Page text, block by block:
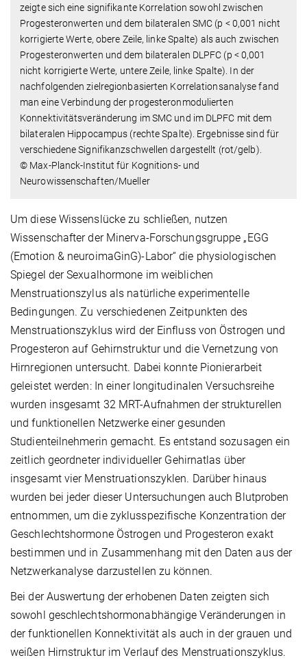
zeigte sich eine signifikante Korrelation sowohl zwischen
Progesteronwerten und dem bilateralen SMC (p < 0,001 nicht
korrigierte Werte, obere Zeile, linke Spalte) als auch zwischen
Progesteronwerten und dem bilateralen DLPFC (p < 0,001
nicht korrigierte Werte, untere Zeile, linke Spalte). In der
nachfolgenden zielregionbasierten Korrelationsanalyse fand
man eine Verbindung der progesteronmodulierten
Konnektivitätsveränderung im SMC und im DLPFC mit dem
bilateralen Hippocampus (rechte Spalte). Ergebnisse sind für
verschiedene Signifikanzschwellen dargestellt (rot/gelb).
© Max-Planck-Institut für Kognitions- und
Neurowissenschaften/Mueller
Um diese Wissenslücke zu schließen, nutzen
Wissenschafter der Minerva-Forschungsgruppe „EGG
(Emotion & neuroimaGinG)-Labor“ die physiologischen
Spiegel der Sexualhormone im weiblichen
Menstruationszylus als natürliche experimentelle
Bedingungen. Zu verschiedenen Zeitpunkten des
Menstruationszyklus wird der Einfluss von Östrogen und
Progesteron auf Gehirnstruktur und die Vernetzung von
Hirnregionen untersucht. Dabei konnte Pionierarbeit
geleistet werden: In einer longitudinalen Versuchsreihe
wurden insgesamt 32 MRT-Aufnahmen der strukturellen
und funktionellen Netzwerke einer gesunden
Studienteilnehmerin gemacht. Es entstand sozusagen ein
zeitlich geordneter individueller Gehirnatlas über
insgesamt vier Menstruationszyklen. Darüber hinaus
wurden bei jeder dieser Untersuchungen auch Blutproben
entnommen, um die zyklusspezifische Konzentration der
Geschlechtshormone Östrogen und Progesteron exakt
bestimmen und in Zusammenhang mit den Daten aus der
Netzwerkanalyse darzustellen zu können.
Bei der Auswertung der erhobenen Daten zeigten sich
sowohl geschlechtshormonabhängige Veränderungen in
der funktionellen Konnektivität als auch in der grauen und
weißen Hirnstruktur im Verlauf des Menstruationszyklus.